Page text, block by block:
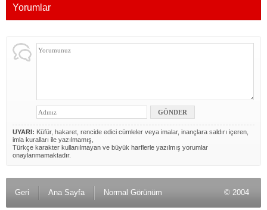
Yorumlar
UYARI: Küfür, hakaret, rencide edici cümleler veya imalar, inançlara saldırı içeren,
imla kuralları ile yazılmamış,
Türkçe karakter kullanılmayan ve büyük harflerle yazılmış yorumlar
onaylanmamaktadır.
Geri Ana Sayfa Normal Görünüm © 2004